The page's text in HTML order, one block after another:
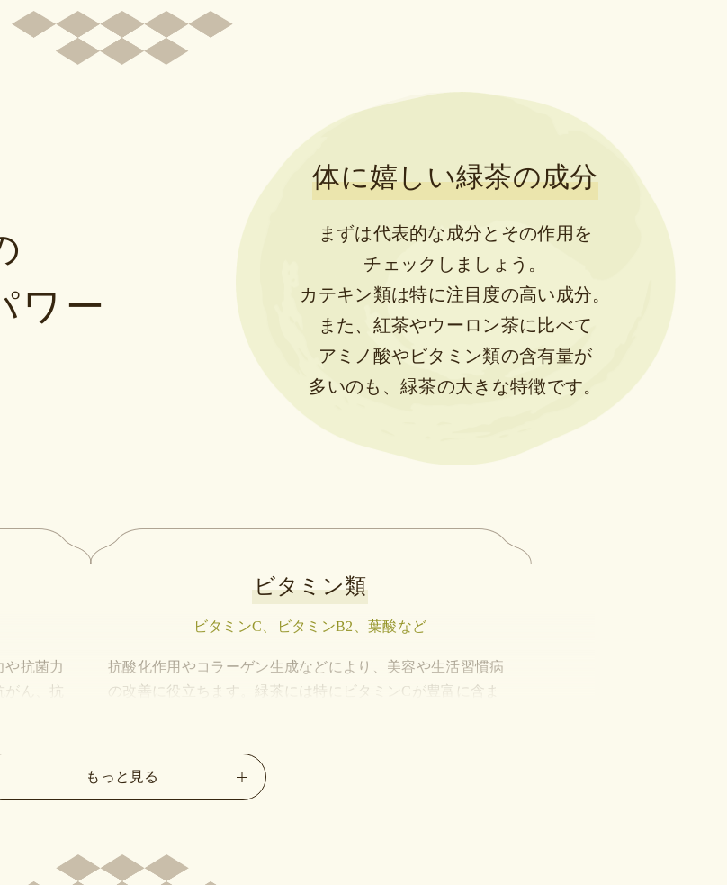
ワー
体に嬉しい緑茶の成分
まずは代表的な成分とその作用を
チェックしましょう。
カテキン類は特に注目度の高い成分。
また、紅茶やウーロン茶に比べて
アミノ酸やビタミン類の含有量が
多いのも、緑茶の大きな特徴です。
や抗菌力
ん、抗
ビタミン類
ビタミンC、ビタミンB2、葉酸など
抗酸化作用やコラーゲン生成などにより、美容や生活習慣病
の改善に役立ちます。緑茶には特にビタミンCが豊富に含ま
甘味・旨味
もっと見る